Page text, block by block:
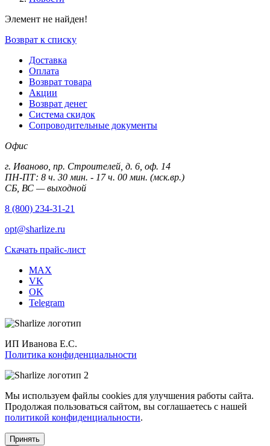
Элемент не найден!
Возврат к списку
Доставка
Оплата
Возврат товара
Акции
Возврат денег
Система скидок
Сопроводительные документы
Офис
г. Иваново, пр. Строителей, д. 6, оф. 14
ПН-ПТ: 8 ч. 30 мин. - 17 ч. 00 мин. (мск.вр.)
СБ, ВС — выходной
8 (800) 234-31-21
opt@sharlize.ru
Скачать прайс-лист
MAX
VK
OK
Telegram
ИП Иванова Е.С.
Политика конфиденциальности
Мы используем файлы cookies для улучшения работы сайта.
Продолжая пользоваться сайтом, вы соглашаетесь с нашей
политикой конфиденциальности.
Принять